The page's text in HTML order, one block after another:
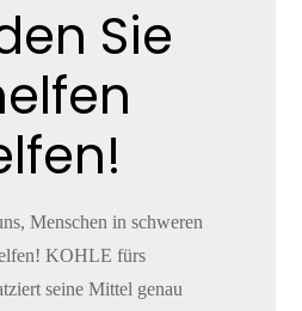
Sie
Menschen in schweren
KOHLE fürs
seine Mittel genau